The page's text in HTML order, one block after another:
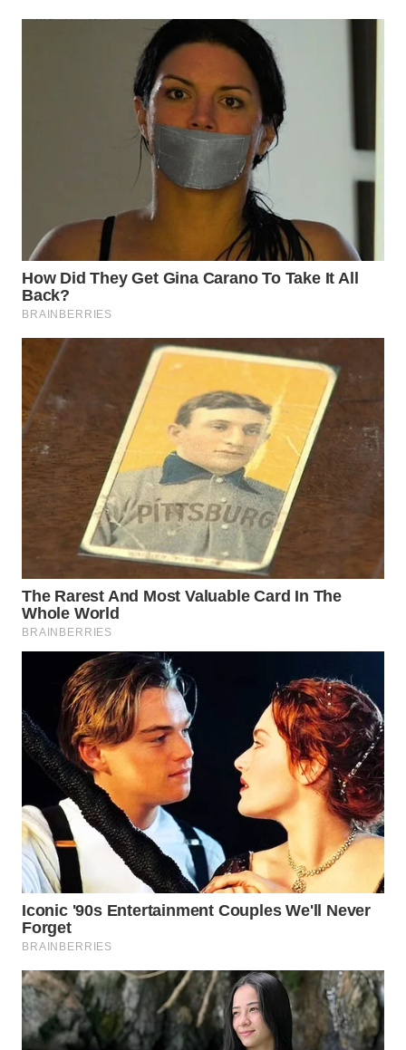
WN
SUBANG
WN
SUKABUMI
WN
PURWAKARTA
WN
PRIANGAN
TIMUR
WN
SEMARANG
SOLO
WN
BOROBUDUR
WN
MADURA
WN
SURABAYA
WN
NATUNA
WN
BINTAN
WN
MANDALIKA
WN